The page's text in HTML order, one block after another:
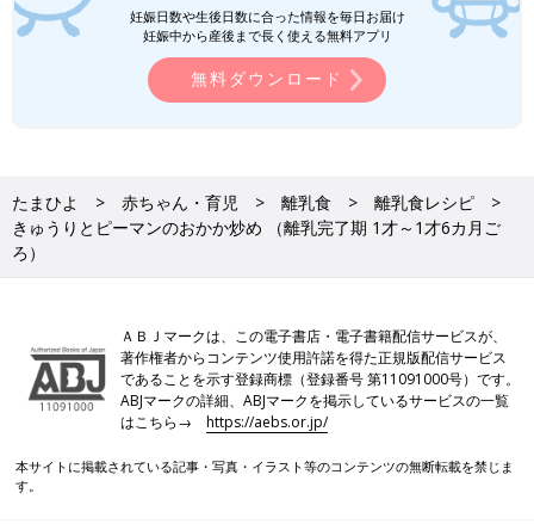
●食材は皮をむく、へた・すじを取り除く、種やわた・芯・骨を
取り除くなどの下ごしらえが済んだものを使用しています。
●1回の食事で食べさせる初めての食材は1種類とし、食物アレル
ギーに注意をして少量ずつ与えるのが基本です。食べ慣れた食材
離乳食の「時期・食材別大きさの目安」はこち
ら！
前の話
ブロッコリーのおか
かあえ （離乳完了期
1才～1才6カ月ごろ）
一覧
次の話
小松菜と油揚げのみそ
炒め （離乳完了期 1才
妊娠日数や生後日数に合った情報を毎日お届け
妊娠中から産後まで長く使える無料アプリ
無料ダウンロード
たまひよ 赤ちゃん・育児 離乳食
離乳食レシピ
きゅうりとピーマンのおかか炒め （離乳完了期 1才～1才6カ月ご
ろ）
ＡＢＪマークは、この電子書店・電子書籍配信サービスが、
著作権者からコンテンツ使用許諾を得た正規版配信サービス
であることを示す登録商標（登録番号 第11091000号）です。
ABJマークの詳細、ABJマークを掲示しているサービスの一覧
はこちら→https://aebs.or.jp/
本サイトに掲載されている記事・写真・イラスト等のコンテンツの無断転載を禁じま
す。